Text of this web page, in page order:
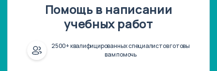
Помощь в написании
учебных работ
2500+ квалифицированных специалистов готовы
вам помочь